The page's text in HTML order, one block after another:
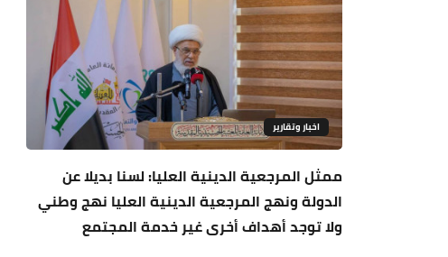
اخبار وتقارير
ممثل المرجعية الدينية العليا: لسنا بديلا عن
الدولة ونهج المرجعية الدينية العليا نهج وطني
ولا توجد أهداف أخرى غير خدمة المجتمع